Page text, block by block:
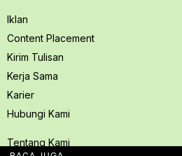
Iklan
Content Placement
Kirim Tulisan
Kerja Sama
Karier
Hubungi Kami
Tentang Kami